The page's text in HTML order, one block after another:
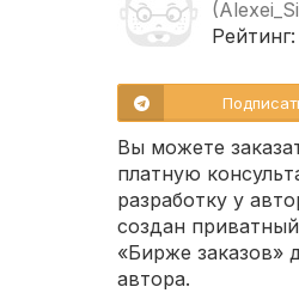
Рейтинг:
Вы можете
платную
разработку у
создан приватный
«Бирже заказов»
автора.